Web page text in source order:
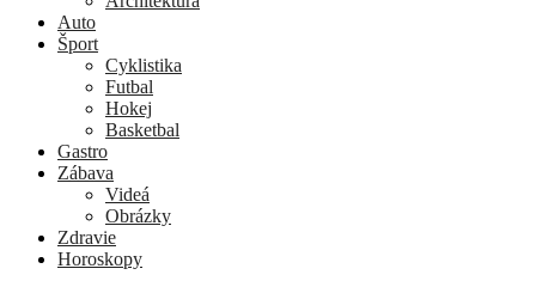
Auto
Šport
Cyklistika
Futbal
Hokej
Basketbal
Gastro
Zábava
Videá
Obrázky
Zdravie
Horoskopy